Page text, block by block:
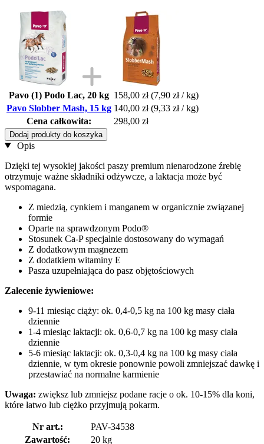
Pavo (1) Podo Lac, 20 kg 158,00 zł (7,90 zł / kg)
Pavo Slobber Mash, 15 kg 140,00 zł (9,33 zł / kg)
Cena całkowita:
298,00 zł
Dodaj produkty do koszyka
Opis
Dzięki tej wysokiej jakości paszy premium nienarodzone źrebię
otrzymuje ważne składniki odżywcze, a laktacja może być
wspomagana.
Z miedzią, cynkiem i manganem w organicznie związanej
formie
Oparte na sprawdzonym Podo®
Stosunek Ca-P specjalnie dostosowany do wymagań
Z dodatkowym magnezem
Z dodatkiem witaminy E
Pasza uzupełniająca do pasz objętościowych
Zalecenie żywieniowe:
9-11 miesiąc ciąży: ok. 0,4-0,5 kg na 100 kg masy ciała
dziennie
1-4 miesiąc laktacji: ok. 0,6-0,7 kg na 100 kg masy ciała
dziennie
5-6 miesiąc laktacji: ok. 0,3-0,4 kg na 100 kg masy ciała
dziennie, w tym okresie ponownie powoli zmniejszać dawkę i
przestawiać na normalne karmienie
Uwaga: zwiększ lub zmniejsz podane racje o ok. 10-15% dla koni,
które łatwo lub ciężko przyjmują pokarm.
Nr art.:
PAV-34538
Zawartość:
20 kg